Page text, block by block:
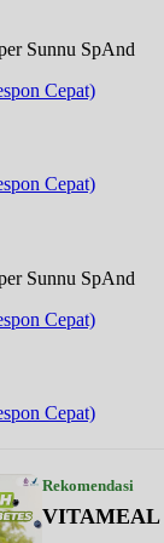
Sunnu SpAnd
Cepat)
Cepat)
Sunnu SpAnd
Cepat)
Cepat)
Rekomendasi
VITAMEAL